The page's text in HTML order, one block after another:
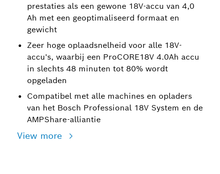
prestaties als een gewone 18V-accu van 4,0
Ah met een geoptimaliseerd formaat en
gewicht
Zeer hoge oplaadsnelheid voor alle 18V-
accu's, waarbij een ProCORE18V 4.0Ah accu
in slechts 48 minuten tot 80% wordt
opgeladen
Compatibel met alle machines en opladers
van het Bosch Professional 18V System en de
AMPShare-alliantie
View more